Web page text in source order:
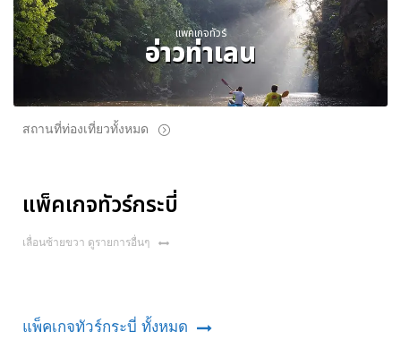
แพคเกจทัวร์
อ่าวท่าเลน
สถานที่ท่องเที่ยวทั้งหมด
แพ็คเกจทัวร์กระบี่
เลื่อนซ้ายขวา ดูรายการอื่นๆ
แพ็คเกจทัวร์กระบี่ ทั้งหมด